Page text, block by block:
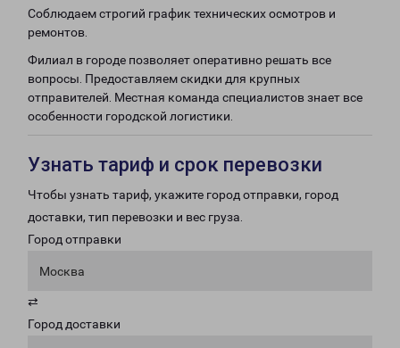
Соблюдаем строгий график технических осмотров и
ремонтов.
Филиал в городе позволяет оперативно решать все
вопросы. Предоставляем скидки для крупных
отправителей. Местная команда специалистов знает все
особенности городской логистики.
Узнать тариф и срок перевозки
Чтобы узнать тариф, укажите город отправки, город
доставки, тип перевозки и вес груза.
Город отправки
Москва
⇄
Город доставки